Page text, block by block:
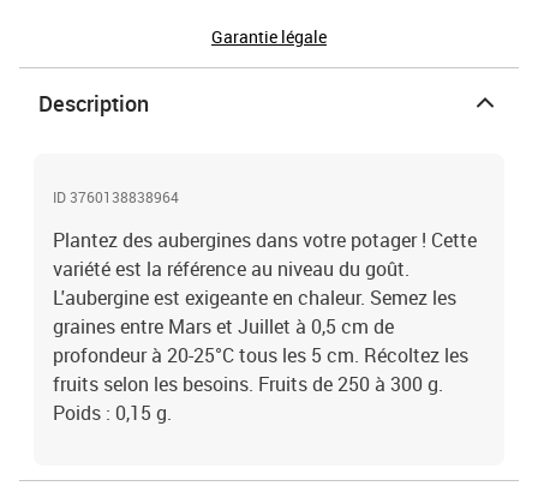
Garantie légale
Description
ID 3760138838964
Plantez des aubergines dans votre potager ! Cette
variété est la référence au niveau du goût.
L'aubergine est exigeante en chaleur. Semez les
graines entre Mars et Juillet à 0,5 cm de
profondeur à 20-25°C tous les 5 cm. Récoltez les
fruits selon les besoins. Fruits de 250 à 300 g.
Poids : 0,15 g.